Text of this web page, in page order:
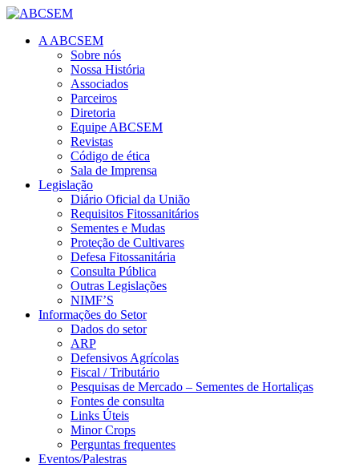
A ABCSEM
Sobre nós
Nossa História
Associados
Parceiros
Diretoria
Equipe ABCSEM
Revistas
Código de ética
Sala de Imprensa
Legislação
Diário Oficial da União
Requisitos Fitossanitários
Sementes e Mudas
Proteção de Cultivares
Defesa Fitossanitária
Consulta Pública
Outras Legislações
NIMF’S
Informações do Setor
Dados do setor
ARP
Defensivos Agrícolas
Fiscal / Tributário
Pesquisas de Mercado – Sementes de Hortaliças
Fontes de consulta
Links Úteis
Minor Crops
Perguntas frequentes
Eventos/Palestras